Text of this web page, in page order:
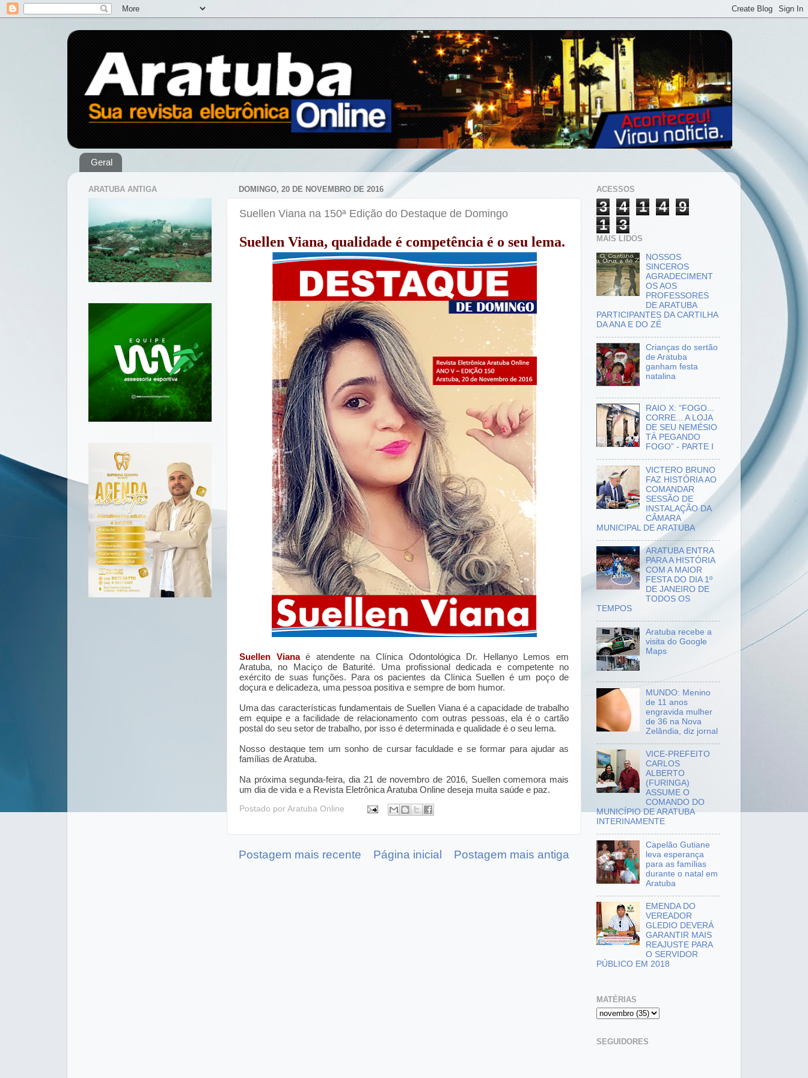
Geral
DOMINGO, 20 DE NOVEMBRO DE 2016
Suellen Viana na 150ª Edição do Destaque de Domingo
Suellen Viana, qualidade é competência é o seu lema.
Suellen Vianaé atendente na Clínica Odontológica Dr. Hellanyo Lemos em
Aratuba, no Maciço de Baturité. Uma profissional dedicada e competente no
exército de suas funções. Para os pacientes da Clínica Suellen é um poço de
doçura e delicadeza, uma pessoa positiva e sempre de bom humor.
Uma das características fundamentais de Suellen Viana é a capacidade de trabalho
em equipe e a facilidade de relacionamento com outras pessoas, ela é o cartão
postal do seu setor de trabalho, por isso é determinada e qualidade é o seu lema.
Nosso destaque tem um sonho de cursar faculdade e se formar para ajudar as
famílias de Aratuba.
Na próxima segunda-feira, dia 21 de novembro de 2016, Suellen comemora mais
um dia de vida e a Revista Eletrônica Aratuba Online deseja muita saúde e paz.
Postado por Aratuba Online
Postagem mais recente Postagem mais antiga
Página inicial
ARATUBA ANTIGA ACESSOS
3 4 1 4
9
1
3
MAIS LIDOS
NOSSOS
SINCEROS
AGRADECIMENT
OS AOS
PROFESSORES
DE ARATUBA
PARTICIPANTES DA CARTILHA
DA ANA E DO ZÉ
Crianças do sertão
de Aratuba
ganham festa
natalina
RAIO X: “FOGO...
CORRE... A LOJA
DE SEU NEMÉSIO
TÁ PEGANDO
FOGO” - PARTE I
VICTERO BRUNO
FAZ HISTÓRIA AO
COMANDAR
SESSÃO DE
INSTALAÇÃO DA
CÂMARA
MUNICIPAL DE ARATUBA
ARATUBA ENTRA
PARA A HISTÓRIA
COM A MAIOR
FESTA DO DIA 1º
DE JANEIRO DE
TODOS OS
TEMPOS
Aratuba recebe a
visita do Google
Maps
MUNDO: Menino
de 11 anos
engravida mulher
de 36 na Nova
Zelândia, diz jornal
VICE-PREFEITO
CARLOS
ALBERTO
(FURINGA)
ASSUME O
COMANDO DO
MUNICÍPIO DE ARATUBA
INTERINAMENTE
Capelão Gutiane
leva esperança
para as famílias
durante o natal em
Aratuba
EMENDA DO
VEREADOR
GLEDIO DEVERÁ
GARANTIR MAIS
REAJUSTE PARA
O SERVIDOR
PÚBLICO EM 2018
MATÉRIAS
SEGUIDORES